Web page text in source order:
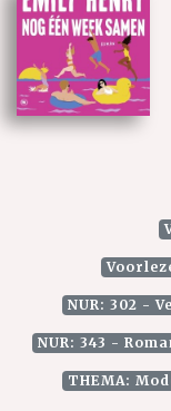
NUR: 302 -
NUR: 343 -
THEMA: